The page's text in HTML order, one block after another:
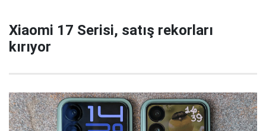
Xiaomi 17 Serisi, satış rekorları
kırıyor